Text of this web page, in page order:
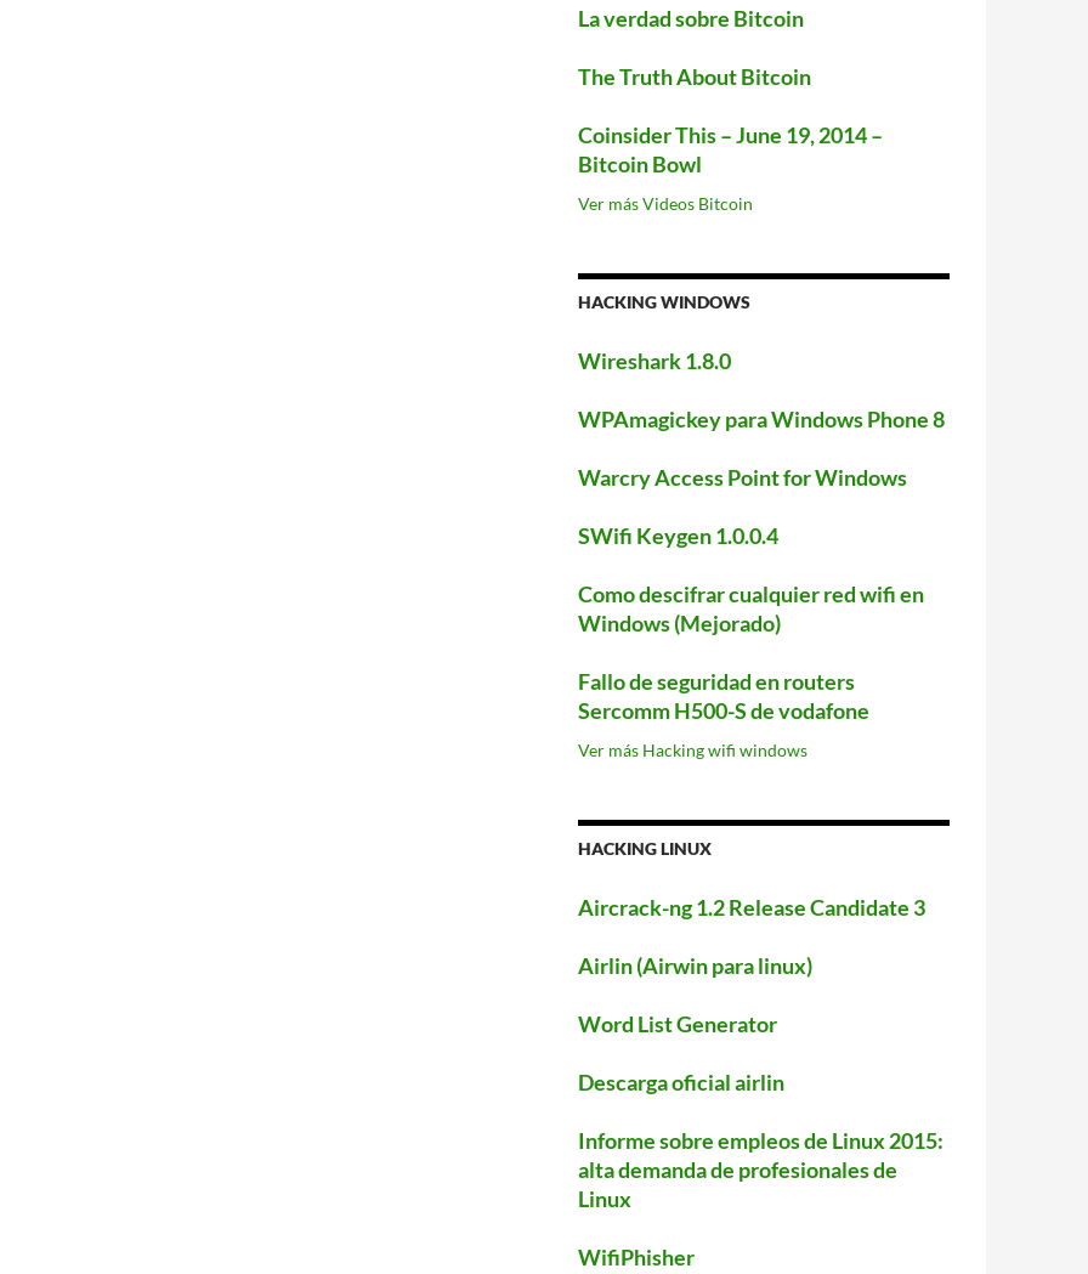
La verdad sobre Bitcoin
The Truth About Bitcoin
Coinsider This – June 19, 2014 –
Bitcoin Bowl
Ver más Videos Bitcoin
HACKING WINDOWS
Wireshark 1.8.0
WPAmagickey para Windows Phone 8
Warcry Access Point for Windows
SWifi Keygen 1.0.0.4
Como descifrar cualquier red wifi en
Windows (Mejorado)
Fallo de seguridad en routers
Sercomm H500-S de vodafone
Ver más Hacking wifi windows
HACKING LINUX
Aircrack-ng 1.2 Release Candidate 3
Airlin (Airwin para linux)
Word List Generator
Descarga oficial airlin
Informe sobre empleos de Linux 2015:
alta demanda de profesionales de
Linux
WifiPhisher